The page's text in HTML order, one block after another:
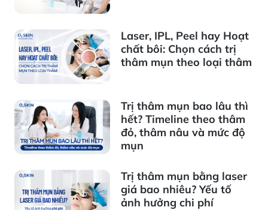
Laser, IPL, Peel hay Hoạt
chất bôi: Chọn cách trị
thâm mụn theo loại thâm
Trị thâm mụn bao lâu thì
hết? Timeline theo thâm
đỏ, thâm nâu và mức độ
mụn
Trị thâm mụn bằng laser
giá bao nhiêu? Yếu tố
ảnh hưởng chi phí